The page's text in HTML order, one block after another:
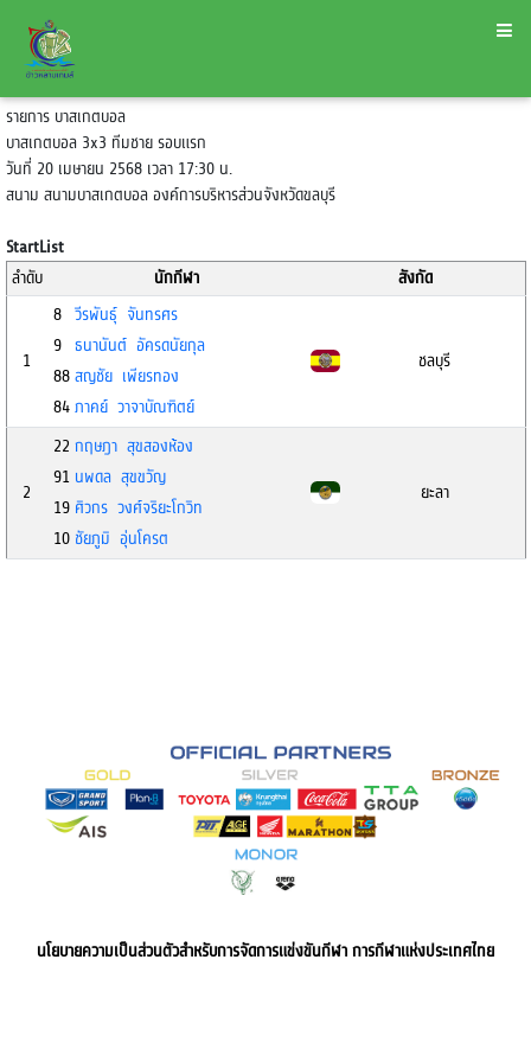
รายการ บาสเกตบอล
บาสเกตบอล 3x3 ทีมชาย รอบแรก
วันที่ 20 เมษายน 2568 เวลา 17:30 น.
สนาม สนามบาสเกตบอล องค์การบริหารส่วนจังหวัดขลบุรี
StartList
ลำดับ
นักกีฬา สังกัด
1
8 วีรพันธุ์ จันทรศร
9 ธนานันต์ อัครดนัยกุล
88 สญชัย เพียรทอง
84 ภาคย์ วาจาบัณฑิตย์
ชลบุรี
2
22 กฤษฎา สุขสองห้อง
91 นพดล สุขขวัญ
19 ศิวกร วงศ์จริยะโกวิท
10 ชัยภูมิ อุ่นโครต
ยะลา
นโยบายความเป็นส่วนตัวสำหรับการจัดการแข่งขันกีฬา การกีฬาแห่งประเทศไทย